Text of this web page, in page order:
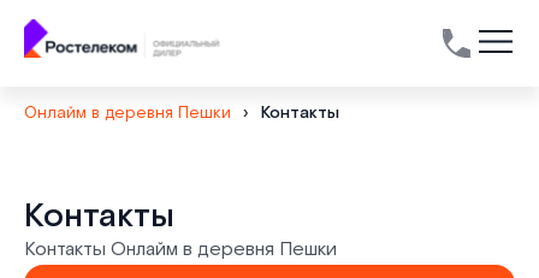
Онлайм в деревня Пешки › Контакты
Контакты
Контакты Онлайм в деревня Пешки